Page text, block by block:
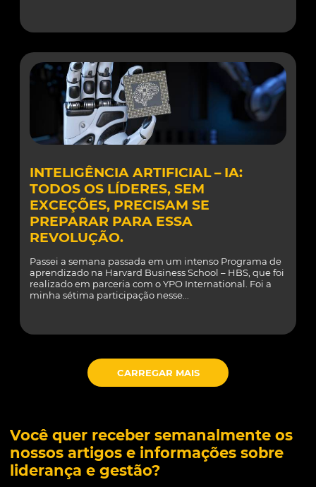
INTELIGÊNCIA ARTIFICIAL – IA:
TODOS OS LÍDERES, SEM
EXCEÇÕES, PRECISAM SE
PREPARAR PARA ESSA
REVOLUÇÃO.
Passei a semana passada em um intenso Programa de
aprendizado na Harvard Business School – HBS, que foi
realizado em parceria com o YPO International. Foi a
minha sétima participação nesse...
CARREGAR MAIS
Você quer receber semanalmente os
nossos artigos e informações sobre
liderança e gestão?